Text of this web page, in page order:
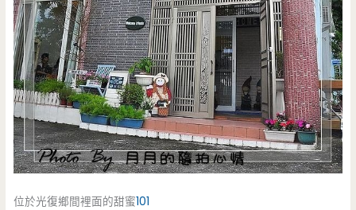
位於光復鄉間裡面的甜蜜101